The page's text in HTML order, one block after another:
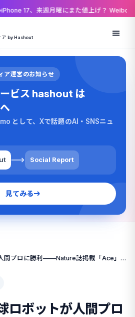
曜にまた値上げ？ Weibo発の噂を9to5Mac
ア by Hashout
ア運営のお知らせ
ビス hashout は
として、Xで話題のAI・SNSニュ
Social Report
見てみる
ソニーAIの卓球ロボットが人間プロに勝利——Nature誌掲載「Ace」の実力とは
ロボットが人間プロ